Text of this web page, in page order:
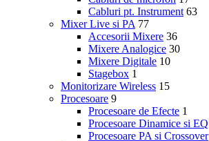
Cabluri pt. Instrument 63
Mixer Live si PA 77
Accesorii Mixere 36
Mixere Analogice 30
Mixere Digitale 10
Stagebox 1
Monitorizare Wireless 15
Procesoare 9
Procesoare de Efecte 1
Procesoare Dinamice si EQ
Procesoare PA si Crossover